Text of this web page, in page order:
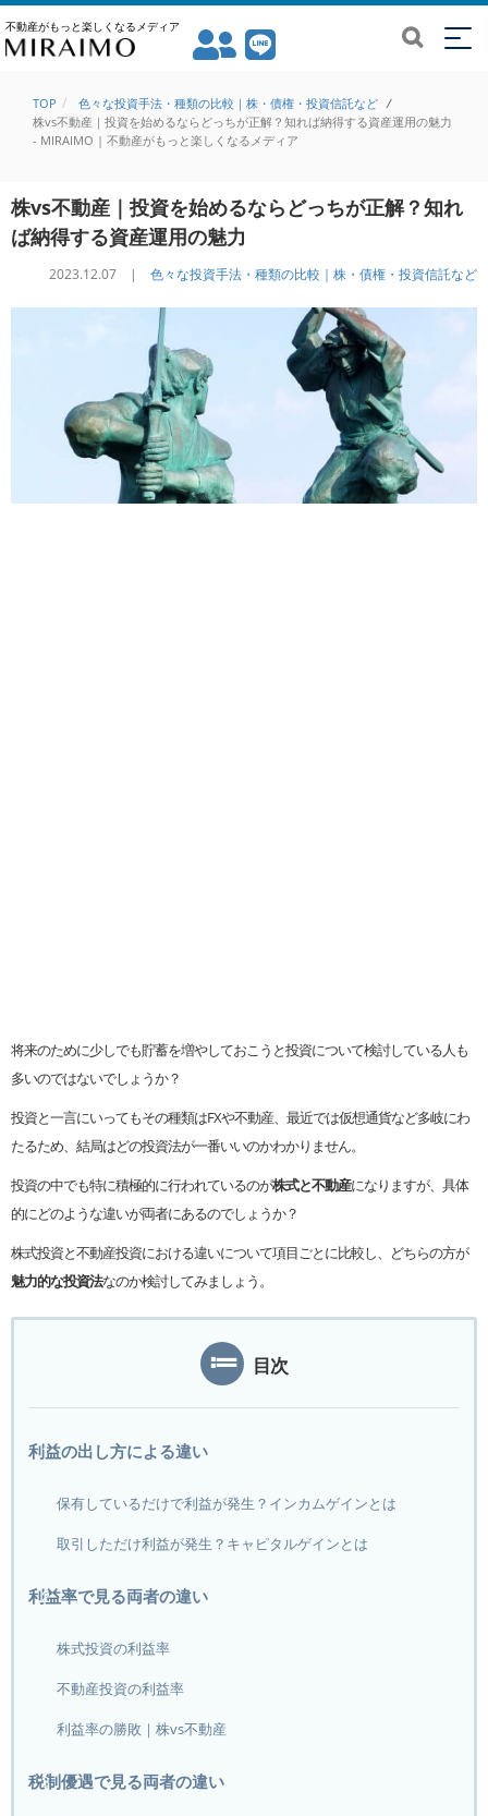
不動産がもっと楽しくなるメディア
TOP 色々な投資手法・種類の比較｜株・債権・投資信託など /
株vs不動産｜投資を始めるならどっちが正解？知れば納得する資産運用の魅力
- MIRAIMO | 不動産がもっと楽しくなるメディア
株vs不動産｜投資を始めるならどっちが正解？知れ
ば納得する資産運用の魅力
2023.12.07 | 色々な投資手法・種類の比較｜株・債権・投資信託など
将来のために少しでも貯蓄を増やしておこうと投資について検討している人も
多いのではないでしょうか？
投資と一言にいってもその種類はFXや不動産、最近では仮想通貨など多岐にわ
たるため、結局はどの投資法が一番いいのかわかりません。
投資の中でも特に積極的に行われているのが株式と不動産になりますが、具体
的にどのような違いが両者にあるのでしょうか？
株式投資と不動産投資における違いについて項目ごとに比較し、どちらの方が
魅力的な投資法なのか検討してみましょう。
目次
利益の出し方による違い
保有しているだけで利益が発生？インカムゲインとは
取引しただけ利益が発生？キャピタルゲインとは
利益率で見る両者の違い
株式投資の利益率
不動産投資の利益率
利益率の勝敗｜株vs不動産
税制優遇で見る両者の違い